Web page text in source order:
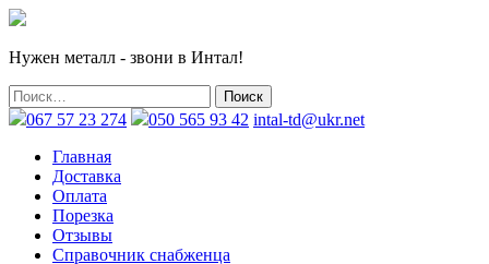
Нужен металл - звони в Интал!
067 57 23 274 050 565 93 42 intal-td@ukr.net
Главная
Доставка
Оплата
Порезка
Отзывы
Справочник снабженца